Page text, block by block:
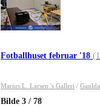
Fotballhuset februar '18
Marius L. Larsen 's Galleri /
Bilde 3 / 78